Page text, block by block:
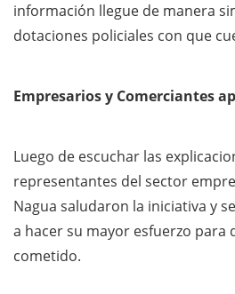
información llegue de manera
dotaciones policiales con que
Empresarios y Comerciantes
Luego de escuchar las
representantes del sector
Nagua saludaron la iniciativa y
a hacer su mayor esfuerzo para
cometido.